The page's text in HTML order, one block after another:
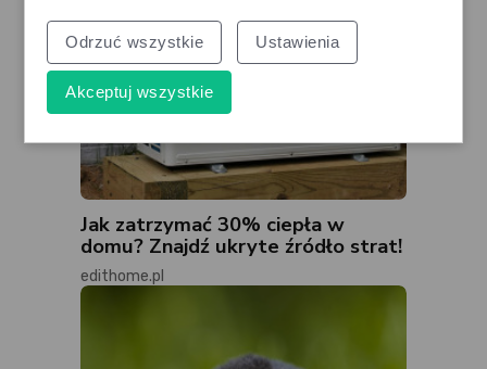
Jak zatrzymać 30% ciepła w
domu? Znajdź ukryte źródło strat!
edithome.pl
Odrzuć wszystkie Ustawienia
Akceptuj wszystkie